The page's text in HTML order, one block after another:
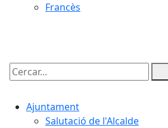
Francès
Cercar:
Ajuntament
Salutació de l'Alcalde